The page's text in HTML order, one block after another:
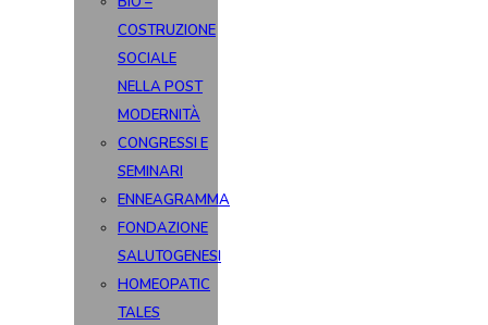
COSTRUZIONE
SOCIALE
NELLA POST
MODERNITÀ
CONGRESSI E
SEMINARI
ENNEAGRAMMA
FONDAZIONE
SALUTOGENESI
HOMEOPATIC
TALES